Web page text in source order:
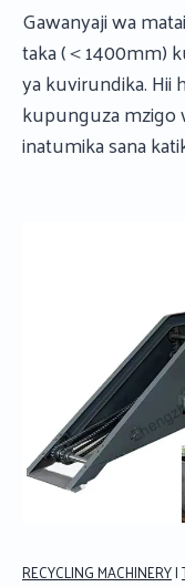
Gawanyaji wa
taka (＜1400mm)
ya kuvirundika. Hii
kupunguza mzigo
inatumika sana
RECYCLING MACHINERY|